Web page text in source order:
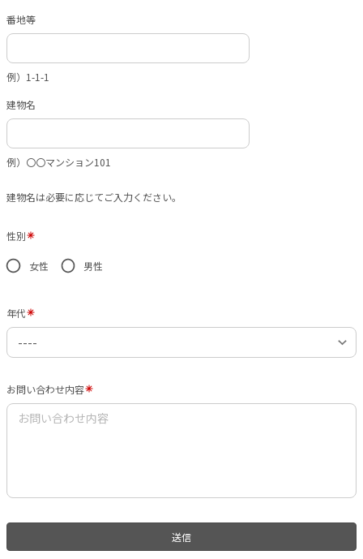
番地等
例）1-1-1
建物名
例）〇〇マンション101
建物名は必要に応じてご入力ください。
性別
女性 男性
年代
お問い合わせ内容
送信